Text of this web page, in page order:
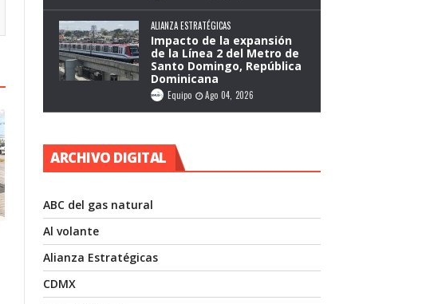
ALIANZA ESTRATÉGICAS
Impacto de la expansión
de la Línea 2 del Metro de
Santo Domingo, República
Dominicana
Equipo Ago 04, 2026
ARCHIVO DIGITAL
ABC del gas natural
Al volante
Alianza Estratégicas
CDMX